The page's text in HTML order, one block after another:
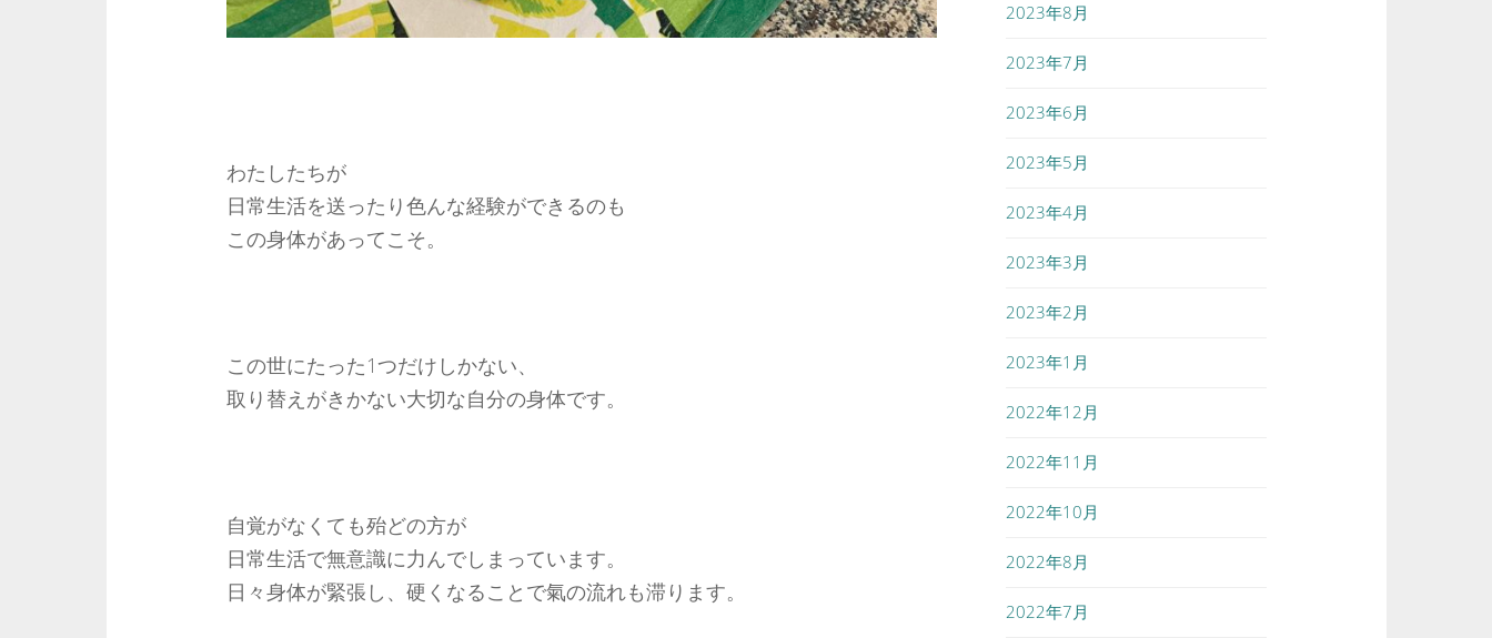
わたしたちが
日常生活を送ったり色んな経験ができるのも
この身体があってこそ。
この世にたった1つだけしかない、
取り替えがきかない大切な自分の身体です。
自覚がなくても殆どの方が
日常生活で無意識に力んでしまっています。
日々身体が緊張し、硬くなることで氣の流れも滞ります。
2023年8月
2023年7月
2023年6月
2023年5月
2023年4月
2023年3月
2023年2月
2023年1月
2022年12月
2022年11月
2022年10月
2022年8月
2022年7月